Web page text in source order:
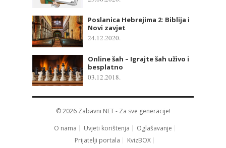
Poslanica Hebrejima 2: Biblija i
Novi zavjet
24.12.2020.
Online šah – Igrajte šah uživo i
besplatno
03.12.2018.
© 2026 Zabavni NET- Za sve generacije!
O nama
Uvjeti korištenja
Oglašavanje
Prijatelji portala
KvizBOX